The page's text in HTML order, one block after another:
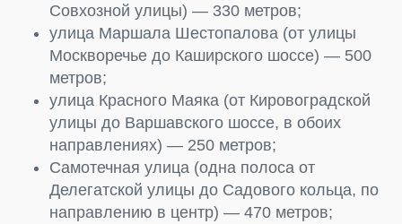
Совхозной улицы) — 330 метров;
улица Маршала Шестопалова (от улицы
Москворечье до Каширского шоссе) — 500
метров;
улица Красного Маяка (от Кировоградской
улицы до Варшавского шоссе, в обоих
направлениях) — 250 метров;
Самотечная улица (одна полоса от
Делегатской улицы до Садового кольца, по
направлению в центр) — 470 метров;